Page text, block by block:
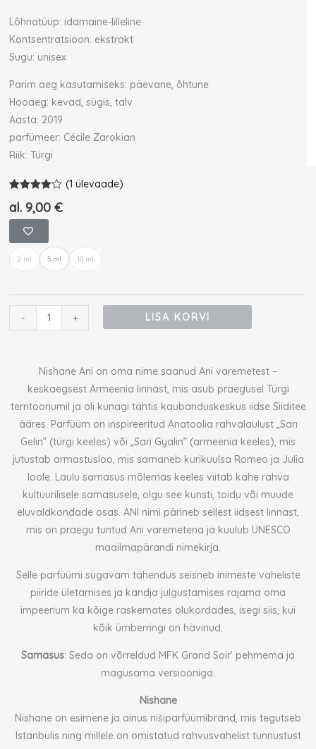
Lõhnatüüp: idamaine-lilleline
Kontsentratsioon: ekstrakt
Sugu: unisex
Parim aeg kasutamiseks: päevane, õhtune
Hooaeg: kevad, sügis, talv
Aasta: 2019
parfümeer: Cécile Zarokian
Riik: Türgi
4.00/5
kliendi
hinnangu
põhjal
(1 ülevaade)
al.9,00€
2 ml 5 ml 10 ml
-
NISHANE
Ani
Extrait
kogus
+
LISA KORVI
Nishane Ani on oma nime saanud Ani varemetest –
keskaegsest Armeenia linnast, mis asub praegusel Türgi
territooriumil ja oli kunagi tähtis kaubanduskeskus iidse Siiditee
ääres. Parfüüm on inspireeritud Anatoolia rahvalaulust „Sarı
Gelin” (türgi keeles) või „Sari Gyalin” (armeenia keeles), mis
jutustab armastusloo, mis sarnaneb kurikuulsa Romeo ja Julia
loole. Laulu sarnasus mõlemas keeles viitab kahe rahva
kultuurilisele sarnasusele, olgu see kunsti, toidu või muude
eluvaldkondade osas. ANI nimi pärineb sellest iidsest linnast,
mis on praegu tuntud Ani varemetena ja kuulub UNESCO
maailmapärandi nimekirja.
Selle parfüümi sügavam tähendus seisneb inimeste vaheliste
piiride ületamises ja kandja julgustamises rajama oma
impeerium ka kõige raskemates olukordades, isegi siis, kui
kõik ümberringi on hävinud.
Sarnasus: Seda on võrreldud MFK Grand Soir’ pehmema ja
magusama versiooniga.
Nishane
Nishane on esimene ja ainus nišiparfüümibränd, mis tegutseb
Istanbulis ning millele on omistatud rahvusvahelist tunnustust